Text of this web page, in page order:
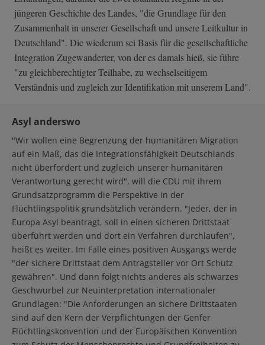
jüngeren Geschichte des Landes, "die Grundlage für den
Zusammenhalt in unserer Gesellschaft und unsere Leitkultur in
Deutschland". Die wiederum sei Basis für die gesellschaftliche
Integration Zugewanderter, von der es damals hieß, sie führe
"zu gleichberechtigter Teilhabe, zu wechselseitigem
Verständnis und zugleich zur Identifikation mit unserem Land".
Asyl anderswo
"Wir wollen eine Begrenzung der humanitären Migration
auf ein Maß, das die Integrationsfähigkeit Deutschlands
nicht überfordert und zugleich unserer humanitären
Verantwortung gerecht wird", will die CDU mit ihrem
Grundsatzprogramm die Perspektive in der
Flüchtlingspolitik grundsätzlich verändern. "Jeder, der in
Europa Asyl beantragt, soll in einen sicheren Drittstaat
überführt werden und dort ein Verfahren durchlaufen",
heißt es weiter. Im Falle eines positiven Ausgangs werde
"der sichere Drittstaat dem Antragsteller vor Ort Schutz
gewähren". Und dann folgt nichts anderes als schwarzes
Geschwurbel zur Neuinterpretation internationaler
Grundlagen: "Die Anforderungen an sichere Drittstaaten
sind auf den Kern der Verpflichtungen der Genfer
Flüchtlingskonvention und der Europäischen Konvention